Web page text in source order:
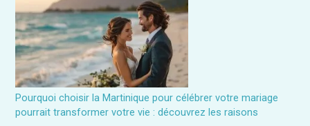
Pourquoi choisir la Martinique pour célébrer votre mariage
pourrait transformer votre vie : découvrez les raisons